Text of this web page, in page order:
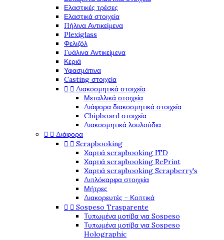
Ελαστικές τρέσες
Ελαστικά στοιχεία
Πήλινα Αντικείμενα
Plexiglass
Φελιζόλ
Γυάλινα Αντικείμενα
Κεριά
Υφασμάτινα
Casting στοιχεία
  Διακοσμητικά στοιχεία
Μεταλλικά στοιχεία
Διάφορα διακοσμητικά στοιχεία
Chipboard στοιχεία
Διακοσμητικά λουλούδια
  Διάφορα
  Scrapbooking
Χαρτιά scrapbooking ITD
Χαρτιά scrapbooking RePrint
Χαρτιά scrapbooking Scrapberry's
Διπλόκαρφα στοιχεία
Μήτρες
Διακορευτές - Κοπτικά
  Sospeso Trasparente
Τυπωμένα μοτίβα για Sospeso
Τυπωμένα μοτίβα για Sospeso
Holographic